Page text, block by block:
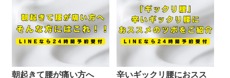
朝起きて腰が痛い方へ
辛いギックリ腰におスス